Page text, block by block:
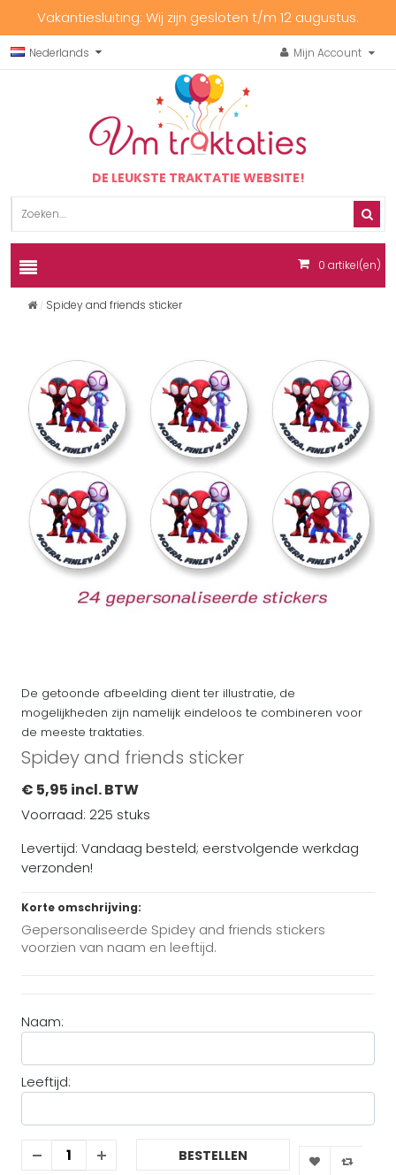
Vakantiesluiting: Wij zijn gesloten t/m 12 augustus.
Nederlands Mijn Account
DE LEUKSTE TRAKTATIE WEBSITE!
0 artikel(en)
Spidey and friends sticker
De getoonde afbeelding dient ter illustratie, de
mogelijkheden zijn namelijk eindeloos te combineren voor
de meeste traktaties.
Spidey and friends sticker
€ 5,95 incl. BTW
Voorraad: 225 stuks
Levertijd: Vandaag besteld; eerstvolgende werkdag
verzonden!
Korte omschrijving:
Gepersonaliseerde Spidey and friends stickers
voorzien van naam en leeftijd.
Naam:
Leeftijd:
BESTELLEN